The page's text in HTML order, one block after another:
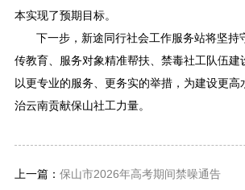
本实现了预期目标。
下一步，新途同行社会工作服务站将坚持
传教育、服务对象精准帮扶、禁毒社工队伍建
以更专业的服务、更务实的举措，为建设更高
治云南贡献保山社工力量。
上一篇： 保山市2026年高考期间禁噪通告